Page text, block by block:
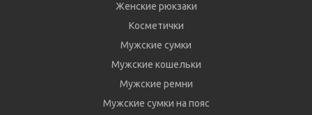
Женские рюкзаки
Косметички
Мужские сумки
Мужские кошельки
Мужские ремни
Мужские сумки на пояс